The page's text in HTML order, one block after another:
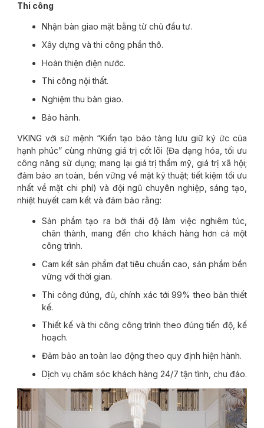
Thi công
Nhận bàn giao mặt bằng từ chủ đầu tư.
Xây dựng và thi công phần thô.
Hoàn thiện điện nước.
Thi công nội thất.
Nghiệm thu bàn giao.
Bảo hành.
VKING với sứ mệnh “Kiến tạo bảo tàng lưu giữ ký ức của
hạnh phúc” cùng những giá trị cốt lõi (Đa dạng hóa, tối ưu
công năng sử dụng; mang lại giá trị thẩm mỹ, giá trị xã hội;
đảm bảo an toàn, bền vững về mặt kỹ thuật; tiết kiệm tối ưu
nhất về mặt chi phí) và đội ngũ chuyên nghiệp, sáng tạo,
nhiệt huyết cam kết và đảm bảo rằng:
Sản phẩm tạo ra bởi thái độ làm việc nghiêm túc,
chân thành, mang đến cho khách hàng hơn cả một
công trình.
Cam kết sản phẩm đạt tiêu chuẩn cao, sản phẩm bền
vững với thời gian.
Thi công đúng, đủ, chính xác tới 99% theo bản thiết
kế.
Thiết kế và thi công công trình theo đúng tiến độ, kế
hoạch.
Đảm bảo an toàn lao động theo quy định hiện hành.
Dịch vụ chăm sóc khách hàng 24/7 tận tình, chu đáo.